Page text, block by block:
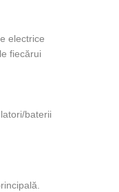
electrice
fiecărui
baterii